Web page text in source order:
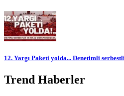
12. Yargı Paketi yolda... Denetimli
Trend Haberler